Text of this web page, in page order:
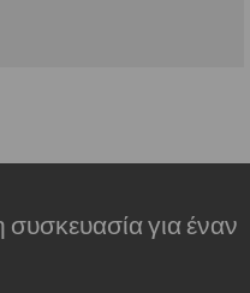
για έναν